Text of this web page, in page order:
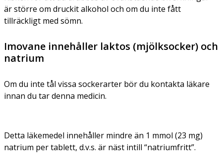
är större om druckit alkohol och om du inte fått
tillräckligt med sömn.
Imovane innehåller laktos (mjölksocker) och
natrium
Om du inte tål vissa sockerarter bör du kontakta läkare
innan du tar denna medicin.
Detta läkemedel innehåller mindre än 1 mmol (23 mg)
natrium per tablett, d.v.s. är näst intill “natriumfritt”.